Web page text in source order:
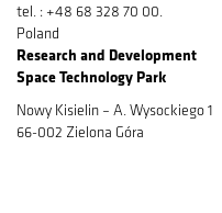
tel. : +48 68 328 70 00.
Poland
Research and Development​
Space Technology Park
Nowy Kisielin – A. Wysockiego 1
66-002 Zielona Góra